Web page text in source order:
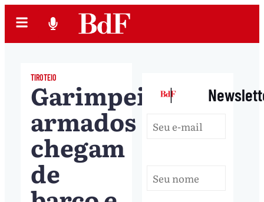
TIROTEIO
Garimpeiros
armados
chegam
de
|